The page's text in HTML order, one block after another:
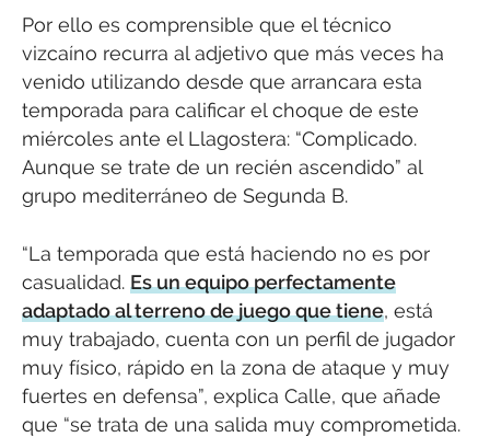
Por ello es comprensible que el técnico
vizcaíno recurra al adjetivo que más veces ha
venido utilizando desde que arrancara esta
temporada para calificar el choque de este
miércoles ante el Llagostera: “Complicado.
Aunque se trate de un recién ascendido” al
grupo mediterráneo de Segunda B.
“La temporada que está haciendo no es por
casualidad. Es un equipo perfectamente
adaptado al terreno de juego que tiene, está
muy trabajado, cuenta con un perfil de jugador
muy físico, rápido en la zona de ataque y muy
fuertes en defensa”, explica Calle, que añade
que “se trata de una salida muy comprometida.